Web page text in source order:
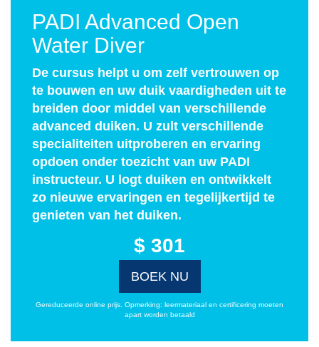
PADI Advanced Open
Water Diver
De cursus helpt u om zelf vertrouwen op
te bouwen en uw duik vaardigheden uit te
breiden door middel van verschillende
advanced duiken. U zult verschillende
specialiteiten uitproberen en ervaring
opdoen onder toezicht van uw PADI
instructeur. U logt duiken en ontwikkelt
zo nieuwe ervaringen en tegelijkertijd te
genieten van het duiken.
$ 301
BOEK NU
Gereduceerde online prijs. Opmerking: leermateriaal en certificering moeten
apart worden betaald